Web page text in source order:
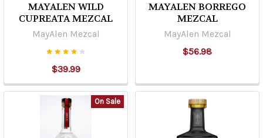
MAYALEN WILD
CUPREATA MEZCAL
MayAlen Mezcal
$39.99
MAYALEN BORREGO
MEZCAL
MayAlen Mezcal
$56.98
On Sale